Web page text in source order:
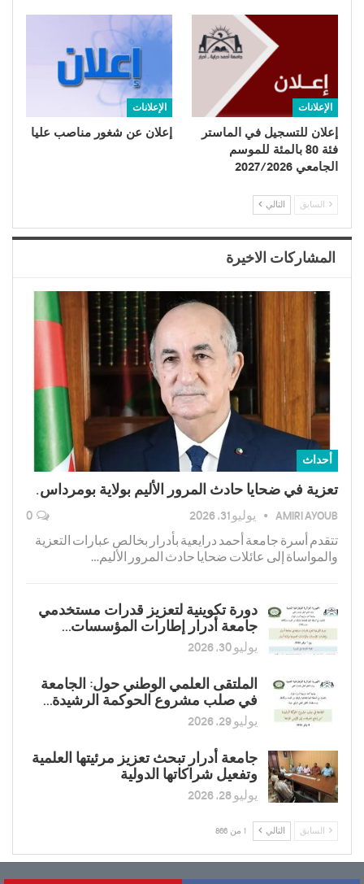
الإعلانات
إعلان للتسجيل في الماستر
فئة 80 بالمئة للموسم
الجامعي 2027/2026
الإعلانات
إعلان عن شغور مناصب عليا
السابق التالي
المشاركات الاخيرة
أحداث
تعزية في ضحايا حادث المرور الأليم بولاية بومرداس.
AMIRI AYOUB يوليو 31, 2026
تتقدم أسرة جامعة أحمد درايعية بأدرار بخالص عبارات التعزية
والمواساة إلى عائلات ضحايا حادث المرور الأليم…
دورة تكوينية لتعزیز قدرات مستخدمي
جامعة أدرار إطارات المؤسسات…
يوليو 30, 2026
الملتقى العلمي الوطني حول: الجامعة
في صلب مشروع الحوكمة الرشيدة…
يوليو 29, 2026
جامعة أدرار تبحث تعزيز مرئيتها العلمية
وتفعيل شراكاتها الدولية
يوليو 28, 2026
السابق التالي 1 من 866